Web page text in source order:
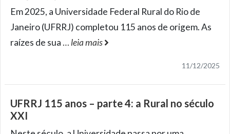
Em 2025, a Universidade Federal Rural do Rio de
Janeiro (UFRRJ) completou 115 anos de origem. As
raízes de sua …leia mais
11/12/2025
UFRRJ 115 anos – parte 4: a Rural no século
XXI